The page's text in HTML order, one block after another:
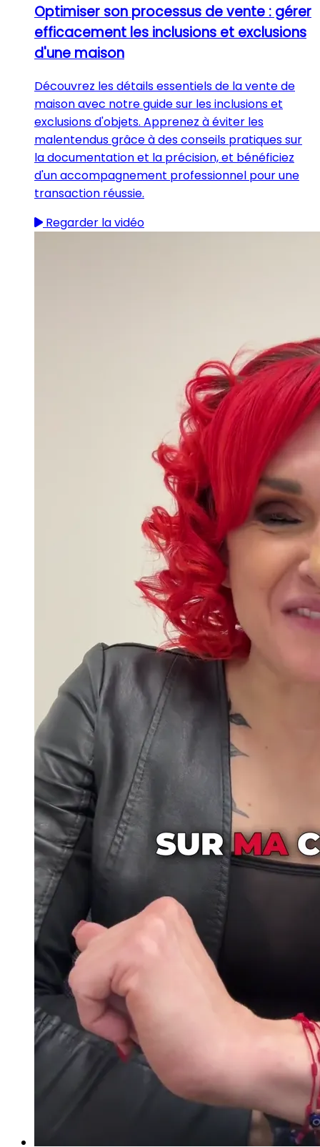
Optimiser son processus de vente : gérer
efficacement les inclusions et exclusions
d'une maison
Découvrez les détails essentiels de la vente de
maison avec notre guide sur les inclusions et
exclusions d'objets. Apprenez à éviter les
malentendus grâce à des conseils pratiques sur
la documentation et la précision, et bénéficiez
d'un accompagnement professionnel pour une
transaction réussie.
Regarder la vidéo